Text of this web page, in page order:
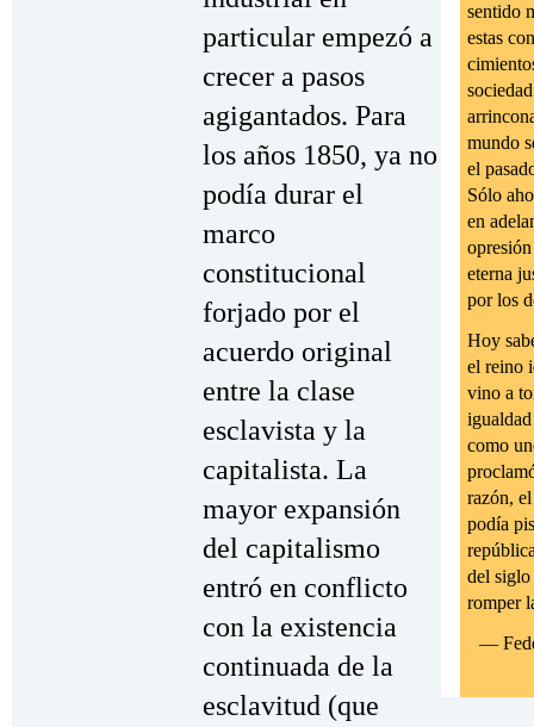
sentido
estas
mundo
el
Sólo
en
eterna
por los
Hoy
el reino
vino a
como
razón,
podía
del siglo
romper
—
particular empezó a
crecer a pasos
agigantados. Para
los años 1850, ya no
podía durar el
marco
constitucional
forjado por el
acuerdo original
entre la clase
esclavista y la
capitalista. La
mayor expansión
del capitalismo
entró en conflicto
con la existencia
continuada de la
esclavitud (que